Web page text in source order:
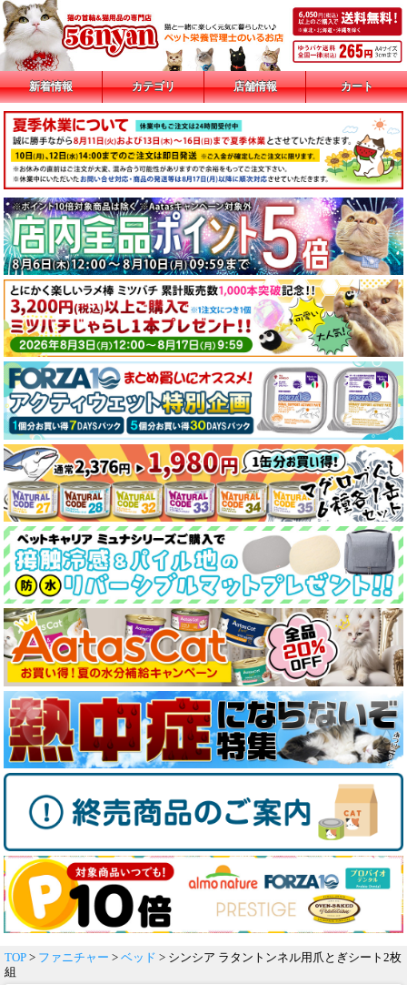
新着情報 カテゴリ 店舗情報 カート
TOP > ファニチャー > ベッド > シンシア ラタントンネル用爪とぎシート2枚
組